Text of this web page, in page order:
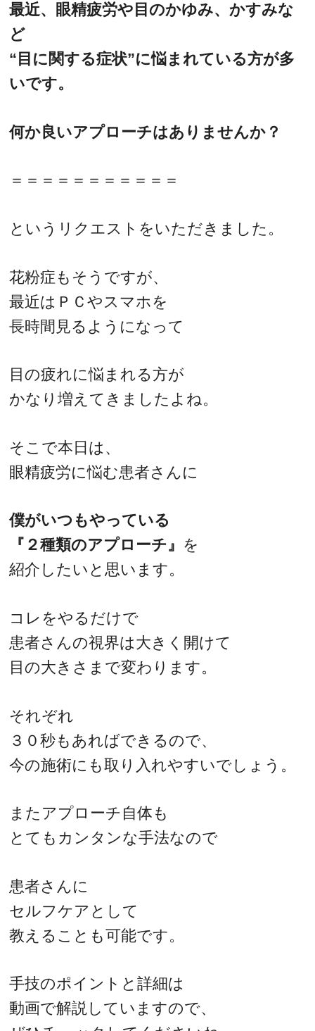
最近、眼精疲労や目のかゆみ、かすみな
ど
“目に関する症状”に悩まれている方が多
いです。
何か良いアプローチはありませんか？
＝＝＝＝＝＝＝＝＝＝＝
というリクエストをいただきました。
花粉症もそうですが、
最近はＰＣやスマホを
長時間見るようになって
目の疲れに悩まれる方が
かなり増えてきましたよね。
そこで本日は、
眼精疲労に悩む患者さんに
僕がいつもやっている
『２種類のアプローチ』 を
紹介したいと思います。
コレをやるだけで
患者さんの視界は大きく開けて
目の大きさまで変わります。
それぞれ
３０秒もあればできるので、
今の施術にも取り入れやすいでしょう。
またアプローチ自体も
とてもカンタンな手法なので
患者さんに
セルフケアとして
教えることも可能です。
手技のポイントと詳細は
動画で解説していますので、